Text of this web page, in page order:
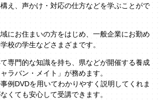
え、声かけ・対応の仕方などを学ぶことがで
にお住まいの方をはじめ、一般企業にお勤め
校の学生などさまざまです。
専門的な知識を持ち、県などが開催する養成
ラバン・メイト」が務めます。
例DVDを用いてわかりやすく説明してくれま
くても安心して受講できます。